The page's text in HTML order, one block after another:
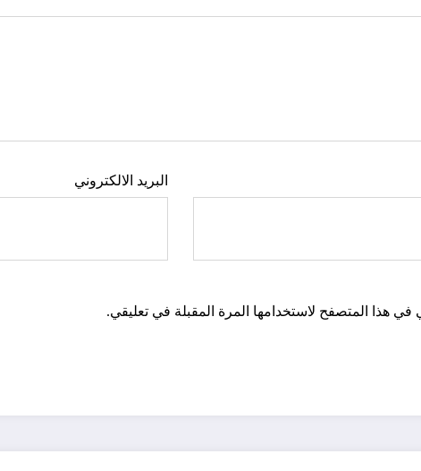
البريد الالكتروني
في هذا المتصفح لاستخدامها المرة المقبلة في تعليقي.